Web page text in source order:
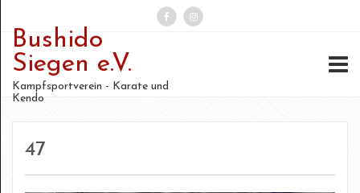
Suchen
nach:
Bushido
Siegen e.V.
Kampfsportverein - Karate und
Kendo
47